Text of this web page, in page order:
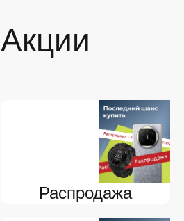
Акции
Распродажа